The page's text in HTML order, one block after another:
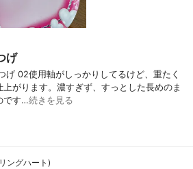
げ
げ 02使用軸がしっかりしてるけど、重たく
がります。濃すぎず、すっとした長めのま
です…続きを見る
ングハート)